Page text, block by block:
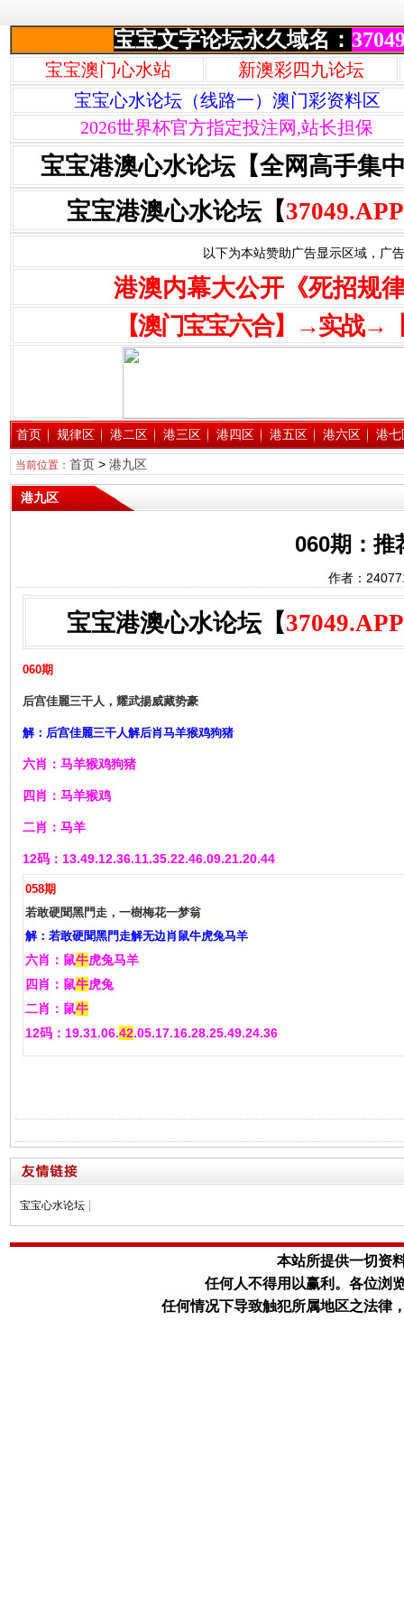
宝宝文字论坛永久域名：
宝宝澳门心水站
新澳彩四九论坛
宝宝心水论坛（线路一）澳门彩资料区
2026世界杯官方指定投注网,站长担保
宝宝港澳心水论坛【全网高手集
宝宝港澳心水论坛【37049.APP
以下为本站赞助广告显示区域，广
港澳内幕大公开《死招规
【澳门宝宝六合】→实战→
首页 规律区 港二区 港三区 港四区 港五区 港六区 港七
当前位置： 首页> 港九区
港九区
060期：
作者：
宝宝港澳心水论坛【37049.APP
060期
后宫佳麗三干人，耀武揚威藏势豪
解：后宫佳麗三干人解后肖马羊猴鸡狗猪
六肖：马羊猴鸡狗猪
四肖：马羊猴鸡
二肖：马羊
12码：13.49.12.36.11.35.22.46.09.21.20.44
058期
若敢硬聞黑門走，一樹梅花一梦翁
解：若敢硬聞黑門走解无边肖鼠牛虎兔马羊
六肖：鼠牛虎兔马羊
四肖：鼠牛虎兔
二肖：鼠牛
12码：19.31.06.42.05.17.16.28.25.49.24.36
宝宝心水论坛
本站所提供一切资
任何人不得用以赢利。 各位浏
任何情况下导致触犯所属地区之法律